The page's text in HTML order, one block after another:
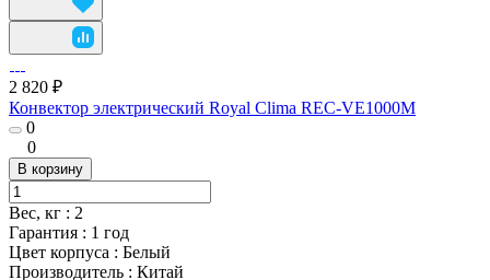
2 820 ₽
Конвектор электрический Royal Clima REC-VE1000M
0
0
В корзину
Вес, кг : 2
Гарантия : 1 год
Цвет корпуса : Белый
Производитель : Китай